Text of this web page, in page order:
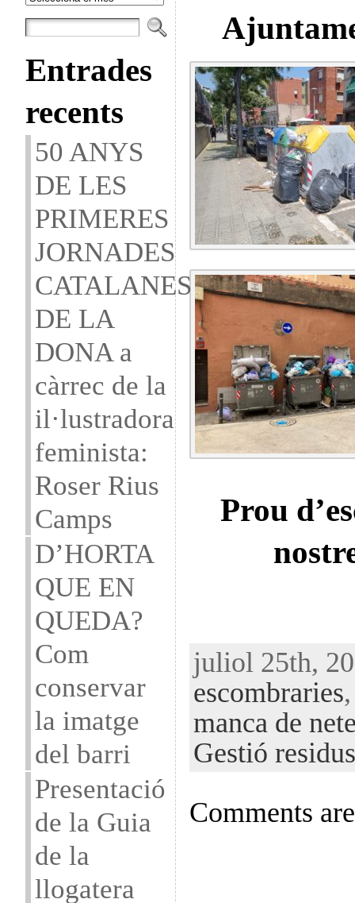
Entrades
recents
50 ANYS
DE LES
PRIMERES
JORNADES
CATALANES
DE LA
DONA a
càrrec de la
il·lustradora
feminista:
Roser Rius
Camps
D’HORTA
QUE EN
QUEDA?
Com
conservar
la imatge
del barri
Presentació
de la Guia
de la
llogatera
Prou
juliol 25th,
escombraries
manca de
Gestió residus
Comments